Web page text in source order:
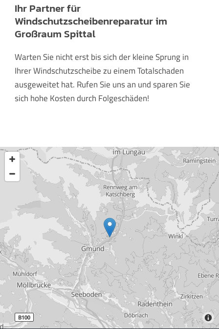
Ihr Partner für
Windschutzscheibenreparatur im
Großraum Spittal
Warten Sie nicht erst bis sich der kleine Sprung in
Ihrer Windschutzscheibe zu einem Totalschaden
ausgeweitet hat. Rufen Sie uns an und sparen Sie
sich hohe Kosten durch Folgeschäden!